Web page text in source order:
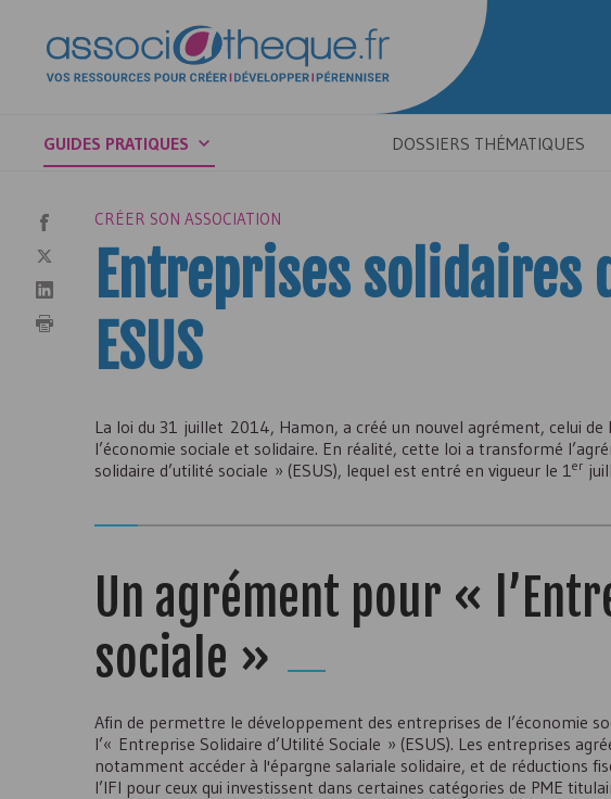
GUIDES PRATIQUES DOSSIERS THÉMATIQUES
CRÉER SON ASSOCIATION
Entreprises
ESUS
La loi du 31 juillet 2014, Hamon, a créé un nouvel agrément, celui
l’économie sociale et solidaire. En réalité, cette loi a transformé
solidaire d’utilité sociale » (ESUS), lequel est entré en vigueur le 1er
Un agrément pour «
sociale »
Afin de permettre le développement des entreprises de l’économie
l’« Entreprise Solidaire d’Utilité Sociale » (ESUS). Les entreprises
notamment accéder à l'épargne salariale solidaire, et de réductions
l’IFI pour ceux qui investissent dans certaines catégories de PME